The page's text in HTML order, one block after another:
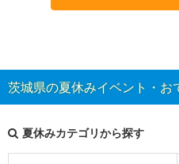
茨城県の夏休みイベント・お
夏休みカテゴリから探す